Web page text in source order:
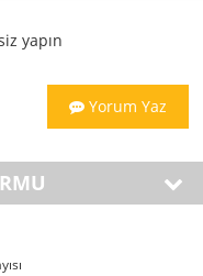
yapın
Yorum Yaz